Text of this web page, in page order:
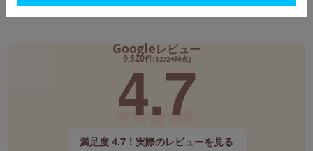
Googleレビュー
9,520件(12/24時点)
4.7
満足度 4.7！実際のレビューを見る